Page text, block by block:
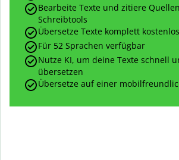
Bearbeite Texte und zitiere
Schreibtools
Übersetze Texte komplett kostenlos
Für 52 Sprachen verfügbar
Nutze KI, um deine Texte schnell
übersetzen
Übersetze auf einer